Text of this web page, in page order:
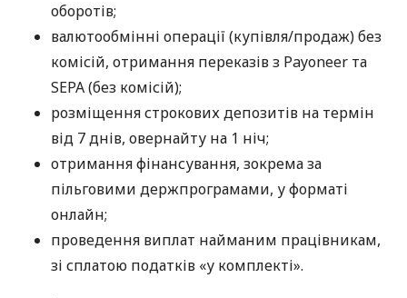
оборотів;
валютообмінні операції (купівля/продаж) без
комісій, отримання переказів з Payoneer та
SEPA (без комісій);
розміщення строкових депозитів на термін
від 7 днів, овернайту на 1 ніч;
отримання фінансування, зокрема за
пільговими держпрограмами, у форматі
онлайн;
проведення виплат найманим працівникам,
зі сплатою податків «у комплекті».